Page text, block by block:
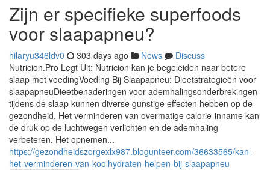
Zijn er specifieke superfoods
voor slaapapneu?
hilaryu346ldv0 303 days ago News
Discuss
Nutricion.Pro Legt Uit: Nutricion kan je begeleiden naar betere
slaap met voedingVoeding Bij Slaapapneu: Dieetstrategieën voor
slaapapneuDieetbenaderingen voor ademhalingsonderbrekingen
tijdens de slaap kunnen diverse gunstige effecten hebben op de
gezondheid. Het verminderen van overmatige calorie-inname kan
de druk op de luchtwegen verlichten en de ademhaling
verbeteren. Het opnemen...
https://gezondheidszorgexlx987.blogunteer.com/36633565/kan-
het-verminderen-van-koolhydraten-helpen-bij-slaapapneu